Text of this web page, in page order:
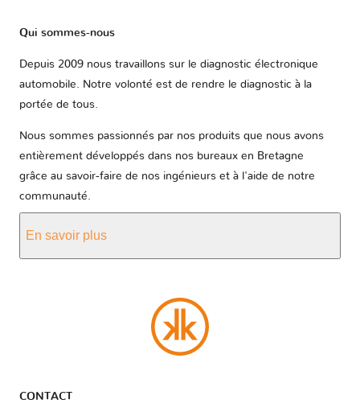
Qui sommes-nous
Depuis 2009 nous travaillons sur le diagnostic électronique
automobile. Notre volonté est de rendre le diagnostic à la
portée de tous.
Nous sommes passionnés par nos produits que nous avons
entièrement développés dans nos bureaux en Bretagne
grâce au savoir-faire de nos ingénieurs et à l'aide de notre
communauté.
En savoir plus
CONTACT